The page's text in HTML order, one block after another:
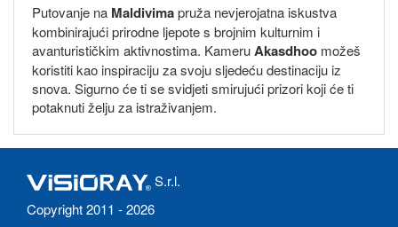
Putovanje na Maldivimapruža nevjerojatna iskustva
kombinirajući prirodne ljepote s brojnim kulturnim i
avanturističkim aktivnostima. KameruAkasdhoo možeš
koristiti kao inspiraciju za svoju sljedeću destinaciju iz
snova. Sigurno će ti se svidjeti smirujući prizori koji će ti
potaknuti želju za istraživanjem.
S.r.l.
Copyright 2011 - 2026